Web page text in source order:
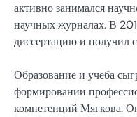
активно занимался
научных журналах. В
диссертацию и получил
Образование и учеба
формировании
компетенций Мягкова.